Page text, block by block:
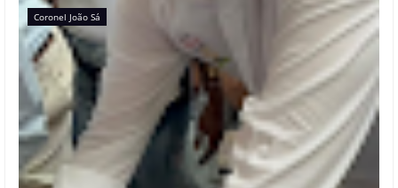
Coronel João Sá